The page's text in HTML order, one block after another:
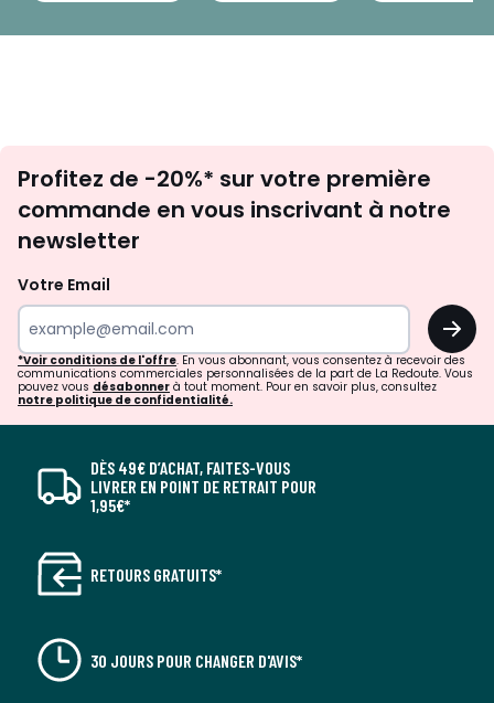
newsletter
Profitez de -20%* sur votre première
commande en vous inscrivant à notre
newsletter
Votre Email
OK
*Voir conditions de l'offre. En vous abonnant, vous consentez à recevoir des
communications commerciales personnalisées de la part de La Redoute. Vous
pouvez vous désabonner à tout moment. Pour en savoir plus, consultez
notre politique de confidentialité.
DÈS 49€ D’ACHAT, FAITES-VOUS
LIVRER EN POINT DE RETRAIT POUR
1,95€*
RETOURS GRATUITS*
30 JOURS POUR CHANGER D'AVIS*